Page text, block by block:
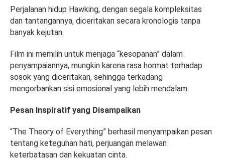
Perjalanan hidup Hawking, dengan segala kompleksitas
dan tantangannya, diceritakan secara kronologis tanpa
banyak kejutan.
Film ini memilih untuk menjaga “kesopanan” dalam
penyampaiannya, mungkin karena rasa hormat terhadap
sosok yang diceritakan, sehingga terkadang
mengorbankan sisi emosional yang lebih mendalam.
Pesan Inspiratif yang Disampaikan
“The Theory of Everything” berhasil menyampaikan pesan
tentang keteguhan hati, perjuangan melawan
keterbatasan dan kekuatan cinta.